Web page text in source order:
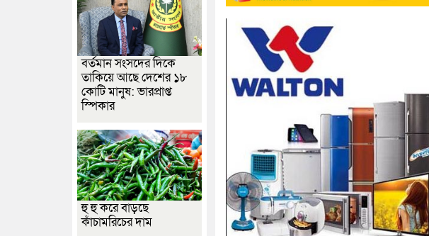
বর্তমান সংসদের দিকে
তাকিয়ে আছে দেশের ১৮
কোটি মানুষ: ভারপ্রাপ্ত
স্পিকার
হু হু করে বাড়ছে
কাঁচামরিচের দাম